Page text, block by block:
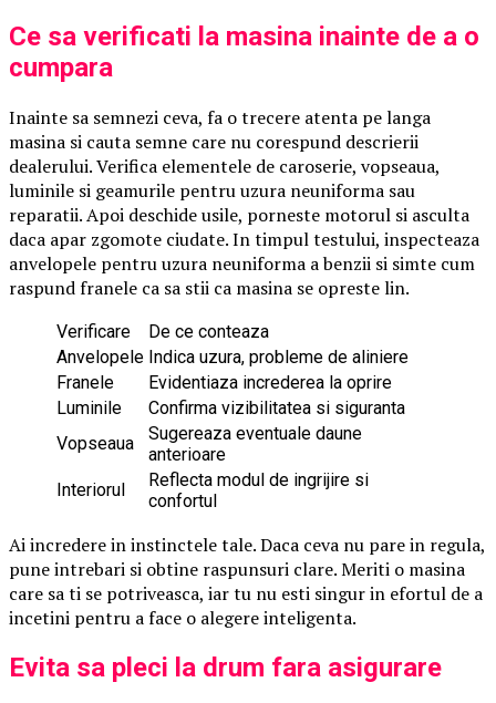
Ce sa verificati la masina inainte de a o
cumpara
Inainte sa semnezi ceva, fa o trecere atenta pe langa
masina si cauta semne care nu corespund descrierii
dealerului. Verifica elementele de caroserie, vopseaua,
luminile si geamurile pentru uzura neuniforma sau
reparatii. Apoi deschide usile, porneste motorul si asculta
daca apar zgomote ciudate. In timpul testului, inspecteaza
anvelopele pentru uzura neuniforma a benzii si simte cum
raspund franele ca sa stii ca masina se opreste lin.
Verificare
De ce conteaza
Anvelopele Indica uzura, probleme de aliniere
Franele
Evidentiaza increderea la oprire
Luminile
Confirma vizibilitatea si siguranta
Vopseaua
Sugereaza eventuale daune
anterioare
Interiorul
Reflecta modul de ingrijire si
confortul
Ai incredere in instinctele tale. Daca ceva nu pare in regula,
pune intrebari si obtine raspunsuri clare. Meriti o masina
care sa ti se potriveasca, iar tu nu esti singur in efortul de a
incetini pentru a face o alegere inteligenta.
Evita sa pleci la drum fara asigurare